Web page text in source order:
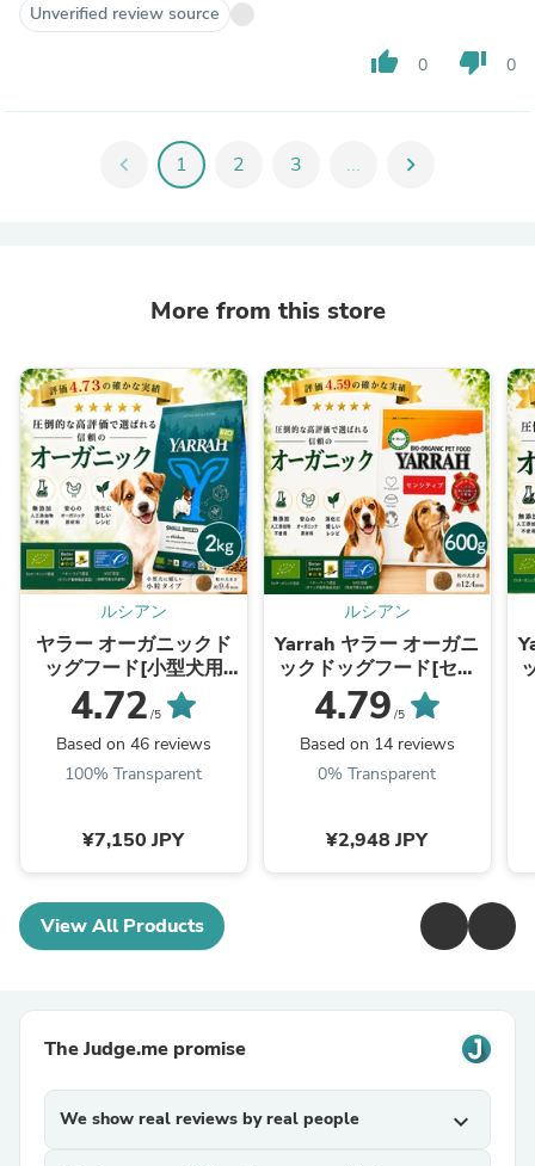
Unverified review source
thumb_up 0 thumb_down 0
chevron_left 1 2 3 ... chevron_right
More from this store
ルシアン
ヤラー オーガニックド
ッグフード[小型犬用
2kg] Yarrah 正規品 ド
ライ 総合栄養食【賞味
期限2027年1月27日】
4.72 /5
Based on 46 reviews
100% Transparent
¥7,150 JPY
ルシアン
Yarrah ヤラー オーガニ
ックドッグフード[セン
シティブ600g]総合栄養
食【賞味期限2027年2
月6日】
4.79 /5
Based on 14 reviews
0% Transparent
¥2,948 JPY
View All Products
The Judge.me promise
We show real reviews by real people expand_more